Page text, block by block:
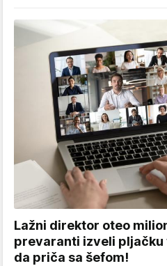
Lažni direktor oteo
prevaranti izveli pljačku
da priča sa šefom!